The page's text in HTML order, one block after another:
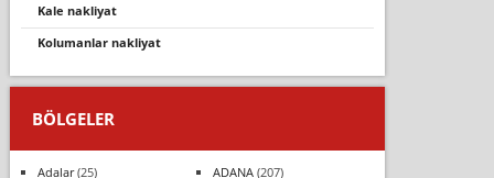
kale nakliyat
kolumanlar nakliyat
BÖLGELER
Adalar(25) ADANA(207)